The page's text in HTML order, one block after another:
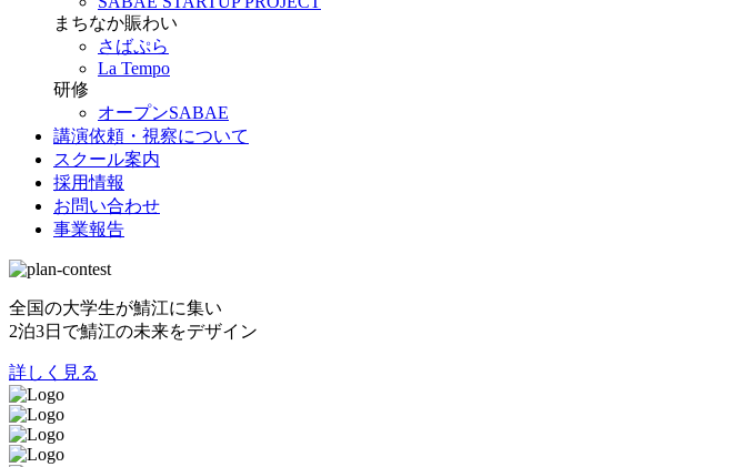
まちなか賑わい
さばぷら
La Tempo
研修
オープンSABAE
講演依頼・視察について
スクール案内
採用情報
お問い合わせ
事業報告
全国の大学生が鯖江に集い
2泊3日で鯖江の未来をデザイン
詳しく見る